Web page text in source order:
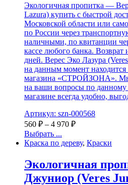
Экологичная пропитка —
Lazura) купить с быстрой
Московской области или
по России через
наличными, по квитанции
кассе любого банка. Возврат
дней. Верес Эко Лазура
на данным момент находится
магазина «СТРОЙЗОНА». Мы
на ваши вопросы по
магазине всегда удобно,
Артикул: szn-000568
560 ₽ – 4 970 ₽
Выбрать ...
Краска по дереву, Краски
Экологичная
Джуниор (Veres